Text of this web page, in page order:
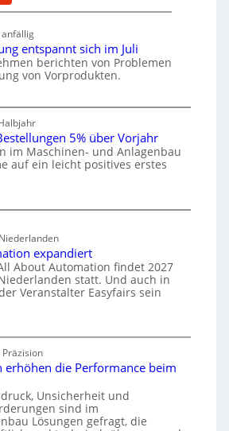
s
z
t
i
l
e
n
n
t
i
g
e
W
z
e
u
p
r
o
s
s
D
u
t
s
h
e
W
s
h
a
f
t
i
g
t
s
i
c
entspannt sich im Juli
berichten von Problemen
von Vorprodukten.
5% über Vorjahr
im Maschinen- und Anlagenbau
auf ein leicht positives erstes
expandiert
About Automation findet 2027
statt. Und auch in
Veranstalter Easyfairs sein
erhöhen die Performance beim
Unsicherheit und
sind im
Lösungen gefragt, die